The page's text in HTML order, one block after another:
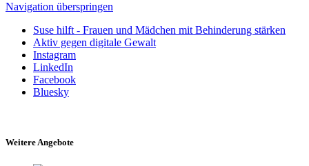
Navigation überspringen
Suse hilft - Frauen und Mädchen mit Behinderung stärken
Aktiv gegen digitale Gewalt
Instagram
LinkedIn
Facebook
Bluesky
Weitere Angebote